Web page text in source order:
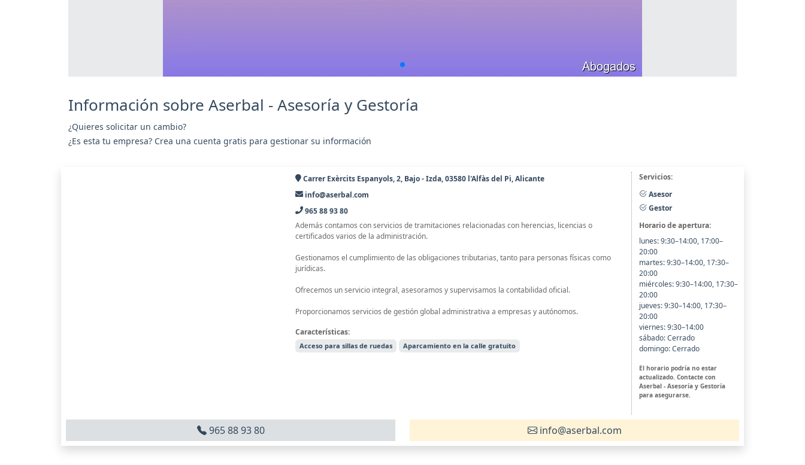
Información sobre Aserbal - Asesoría y Gestoría
¿Quieres solicitar un cambio?
¿Es esta tu empresa? Crea una cuenta gratis para gestionar su información
Carrer Exèrcits Espanyols, 2, Bajo - Izda, 03580 l'Alfàs del Pi, Alicante
info@aserbal.com
965 88 93 80
Además contamos con servicios de tramitaciones relacionadas con herencias, licencias o
certificados varios de la administración.
Gestionamos el cumplimiento de las obligaciones tributarias, tanto para personas físicas como
jurídicas.
Ofrecemos un servicio integral, asesoramos y supervisamos la contabilidad oficial.
Proporcionamos servicios de gestión global administrativa a empresas y autónomos.
Características:
Acceso para sillas de ruedas Aparcamiento en la calle gratuito
Servicios:
Asesor
Gestor
Horario de apertura:
lunes: 9:30–14:00, 17:00–
20:00
martes: 9:30–14:00, 17:30–
20:00
miércoles: 9:30–14:00, 17:30–
20:00
jueves: 9:30–14:00, 17:30–
20:00
viernes: 9:30–14:00
sábado: Cerrado
domingo: Cerrado
El horario podría no estar
actualizado. Contacte con
Aserbal - Asesoría y Gestoría
para asegurarse.
965 88 93 80 info@aserbal.com